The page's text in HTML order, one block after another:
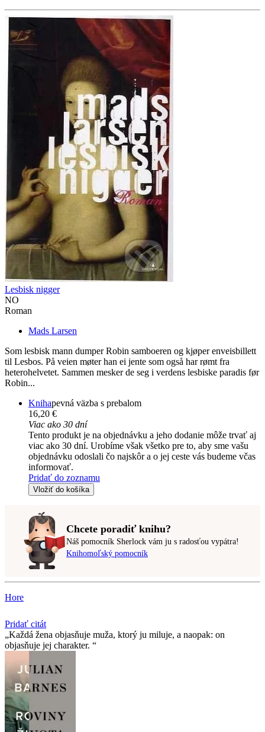
Lesbisk nigger
NO
Roman
Mads Larsen
Som lesbisk mann dumper Robin samboeren og kjøper enveisbillett
til Lesbos. På veien møter han ei jente som også har rømt fra
heterohelvetet. Sammen mesker de seg i verdens lesbiske paradis før
Robin...
Knihapevná väzba s prebalom
16,20 €
Viac ako 30 dní
Tento produkt je na objednávku a jeho dodanie môže trvať aj
viac ako 30 dní. Urobíme však všetko pre to, aby sme vašu
objednávku odoslali čo najskôr a o jej ceste vás budeme včas
informovať.
Pridať do zoznamu
Vložiť do košíka
Chcete poradiť knihu?
Náš pomocník Sherlock vám ju s radosťou vypátra!
Knihomoľský pomocník
Hore
Pridať citát
Každá žena objasňuje muža, ktorý ju miluje, a naopak: on
objasňuje jej charakter.